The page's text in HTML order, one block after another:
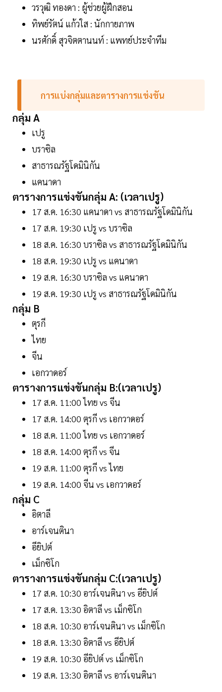
วรวุฒิ ทองดา : ผู้ช่วยผู้ฝึกสอน
ทิพย์รัตน์ แก้วใส : นักกายภาพ
นรศักดิ์ สุวจิตตานนท์ : แพทย์ประจำทีม
การแบ่งกลุ่มและตารางการแข่งขัน
กลุ่ม A
เปรู
บราซิล
สาธารณรัฐโดมินิกัน
แคนาดา
ตารางการแข่งขันกลุ่ม A: (เวลาเปรู)
17 ส.ค. 16:30 แคนาดา vs สาธารณรัฐโดมินิกัน
17 ส.ค. 19:30 เปรู vs บราซิล
18 ส.ค. 16:30 บราซิล vs สาธารณรัฐโดมินิกัน
18 ส.ค. 19:30 เปรู vs แคนาดา
19 ส.ค. 16:30 บราซิล vs แคนาดา
19 ส.ค. 19:30 เปรู vs สาธารณรัฐโดมินิกัน
กลุ่ม B
ตุรกี
ไทย
จีน
เอกวาดอร์
ตารางการแข่งขันกลุ่ม B:(เวลาเปรู)
17 ส.ค. 11:00 ไทย vs จีน
17 ส.ค. 14:00 ตุรกี vs เอกวาดอร์
18 ส.ค. 11:00 ไทย vs เอกวาดอร์
18 ส.ค. 14:00 ตุรกี vs จีน
19 ส.ค. 11:00 ตุรกี vs ไทย
19 ส.ค. 14:00 จีน vs เอกวาดอร์
กลุ่ม C
อิตาลี
อาร์เจนตินา
อียิปต์
เม็กซิโก
ตารางการแข่งขันกลุ่ม C:(เวลาเปรู)
17 ส.ค. 10:30 อาร์เจนตินา vs อียิปต์
17 ส.ค. 13:30 อิตาลี vs เม็กซิโก
18 ส.ค. 10:30 อาร์เจนตินา vs เม็กซิโก
18 ส.ค. 13:30 อิตาลี vs อียิปต์
19 ส.ค. 10:30 อียิปต์ vs เม็กซิโก
19 ส.ค. 13:30 อิตาลี vs อาร์เจนตินา